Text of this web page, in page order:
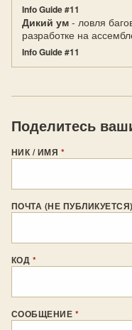
Info Guide #11
Дикий ум - ловля
разработке на
Info Guide #11
Поделитесь
НИК / ИМЯ *
ПОЧТА (НЕ
КОД *
СООБЩЕНИЕ *